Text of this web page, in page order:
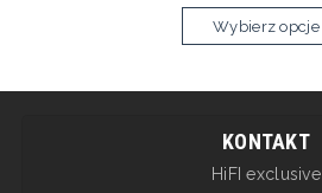
Wybierz opcje
KONTAKT
HiFI exclusive